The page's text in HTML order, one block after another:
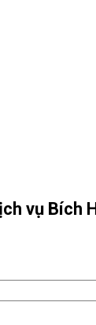
vụ Bích